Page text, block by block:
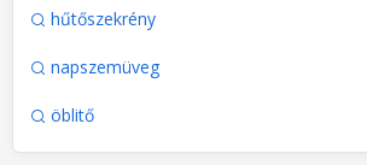
hűtőszekrény
napszemüveg
öblitő